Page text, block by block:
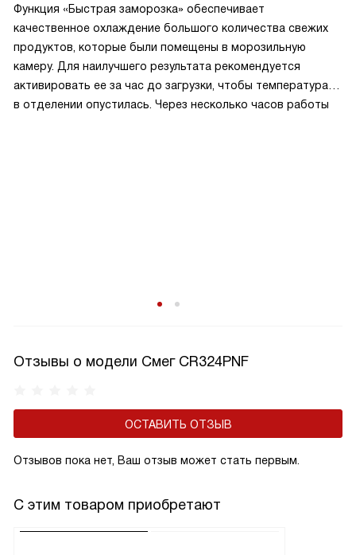
Функция «Быстрая заморозка» обеспечивает
качественное охлаждение большого количества свежих
продуктов, которые были помещены в морозильную
камеру. Для наилучшего результата рекомендуется
активировать ее за час до загрузки, чтобы температура
в отделении опустилась. Через несколько часов работы
Отзывы о модели Смег CR324PNF
ОСТАВИТЬ ОТЗЫВ
Отзывов пока нет, Ваш отзыв может стать первым.
С этим товаром приобретают